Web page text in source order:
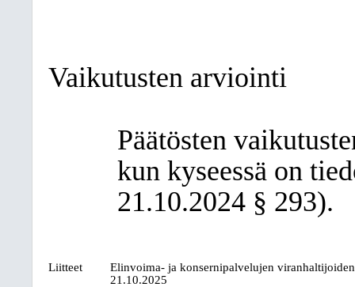
Vaikutusten arviointi
Päätösten
kun kyseessä on
21.10.2024 § 293).
Liitteet
Elinvoima- ja konsernipalvelujen
21.10.2025